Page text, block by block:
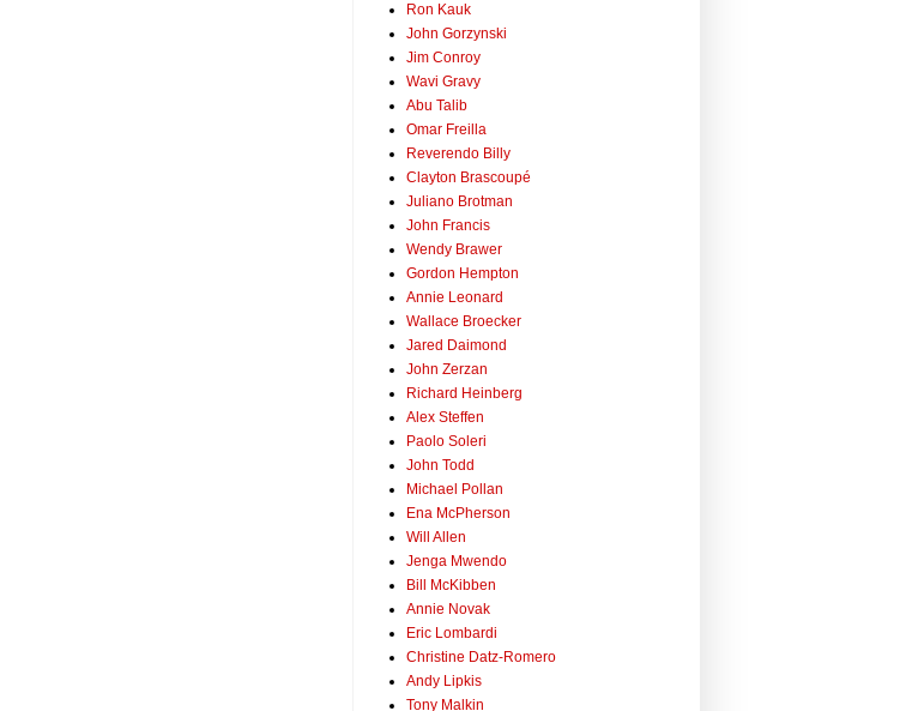
Ron Kauk
John Gorzynski
Jim Conroy
Wavi Gravy
Abu Talib
Omar Freilla
Reverendo Billy
Clayton Brascoupé
Juliano Brotman
John Francis
Wendy Brawer
Gordon Hempton
Annie Leonard
Wallace Broecker
Jared Daimond
John Zerzan
Richard Heinberg
Alex Steffen
Paolo Soleri
John Todd
Michael Pollan
Ena McPherson
Will Allen
Jenga Mwendo
Bill McKibben
Annie Novak
Eric Lombardi
Christine Datz-Romero
Andy Lipkis
Tony Malkin